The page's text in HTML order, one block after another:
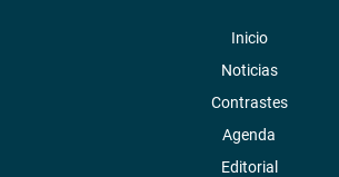
Inicio
Noticias
Contrastes
Agenda
Editorial